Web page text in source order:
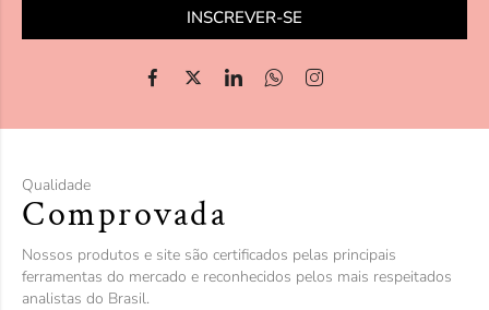
INSCREVER-SE
Qualidade
Comprovada
Nossos produtos e site são certificados pelas principais
ferramentas do mercado e reconhecidos pelos mais respeitados
analistas do Brasil.